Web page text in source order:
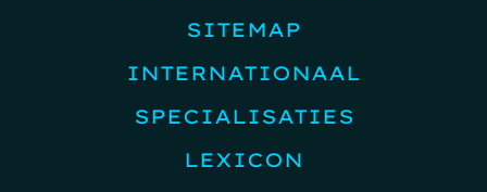
SITEMAP
INTERNATIONAAL
SPECIALISATIES
LEXICON